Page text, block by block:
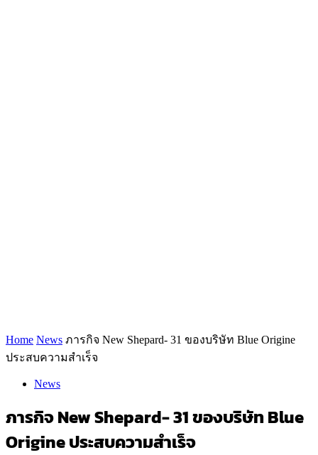
Home News ภารกิจ New Shepard- 31 ของบริษัท Blue Origine
ประสบความสำเร็จ
News
ภารกิจ New Shepard- 31 ของบริษัท Blue
Origine ประสบความสำเร็จ